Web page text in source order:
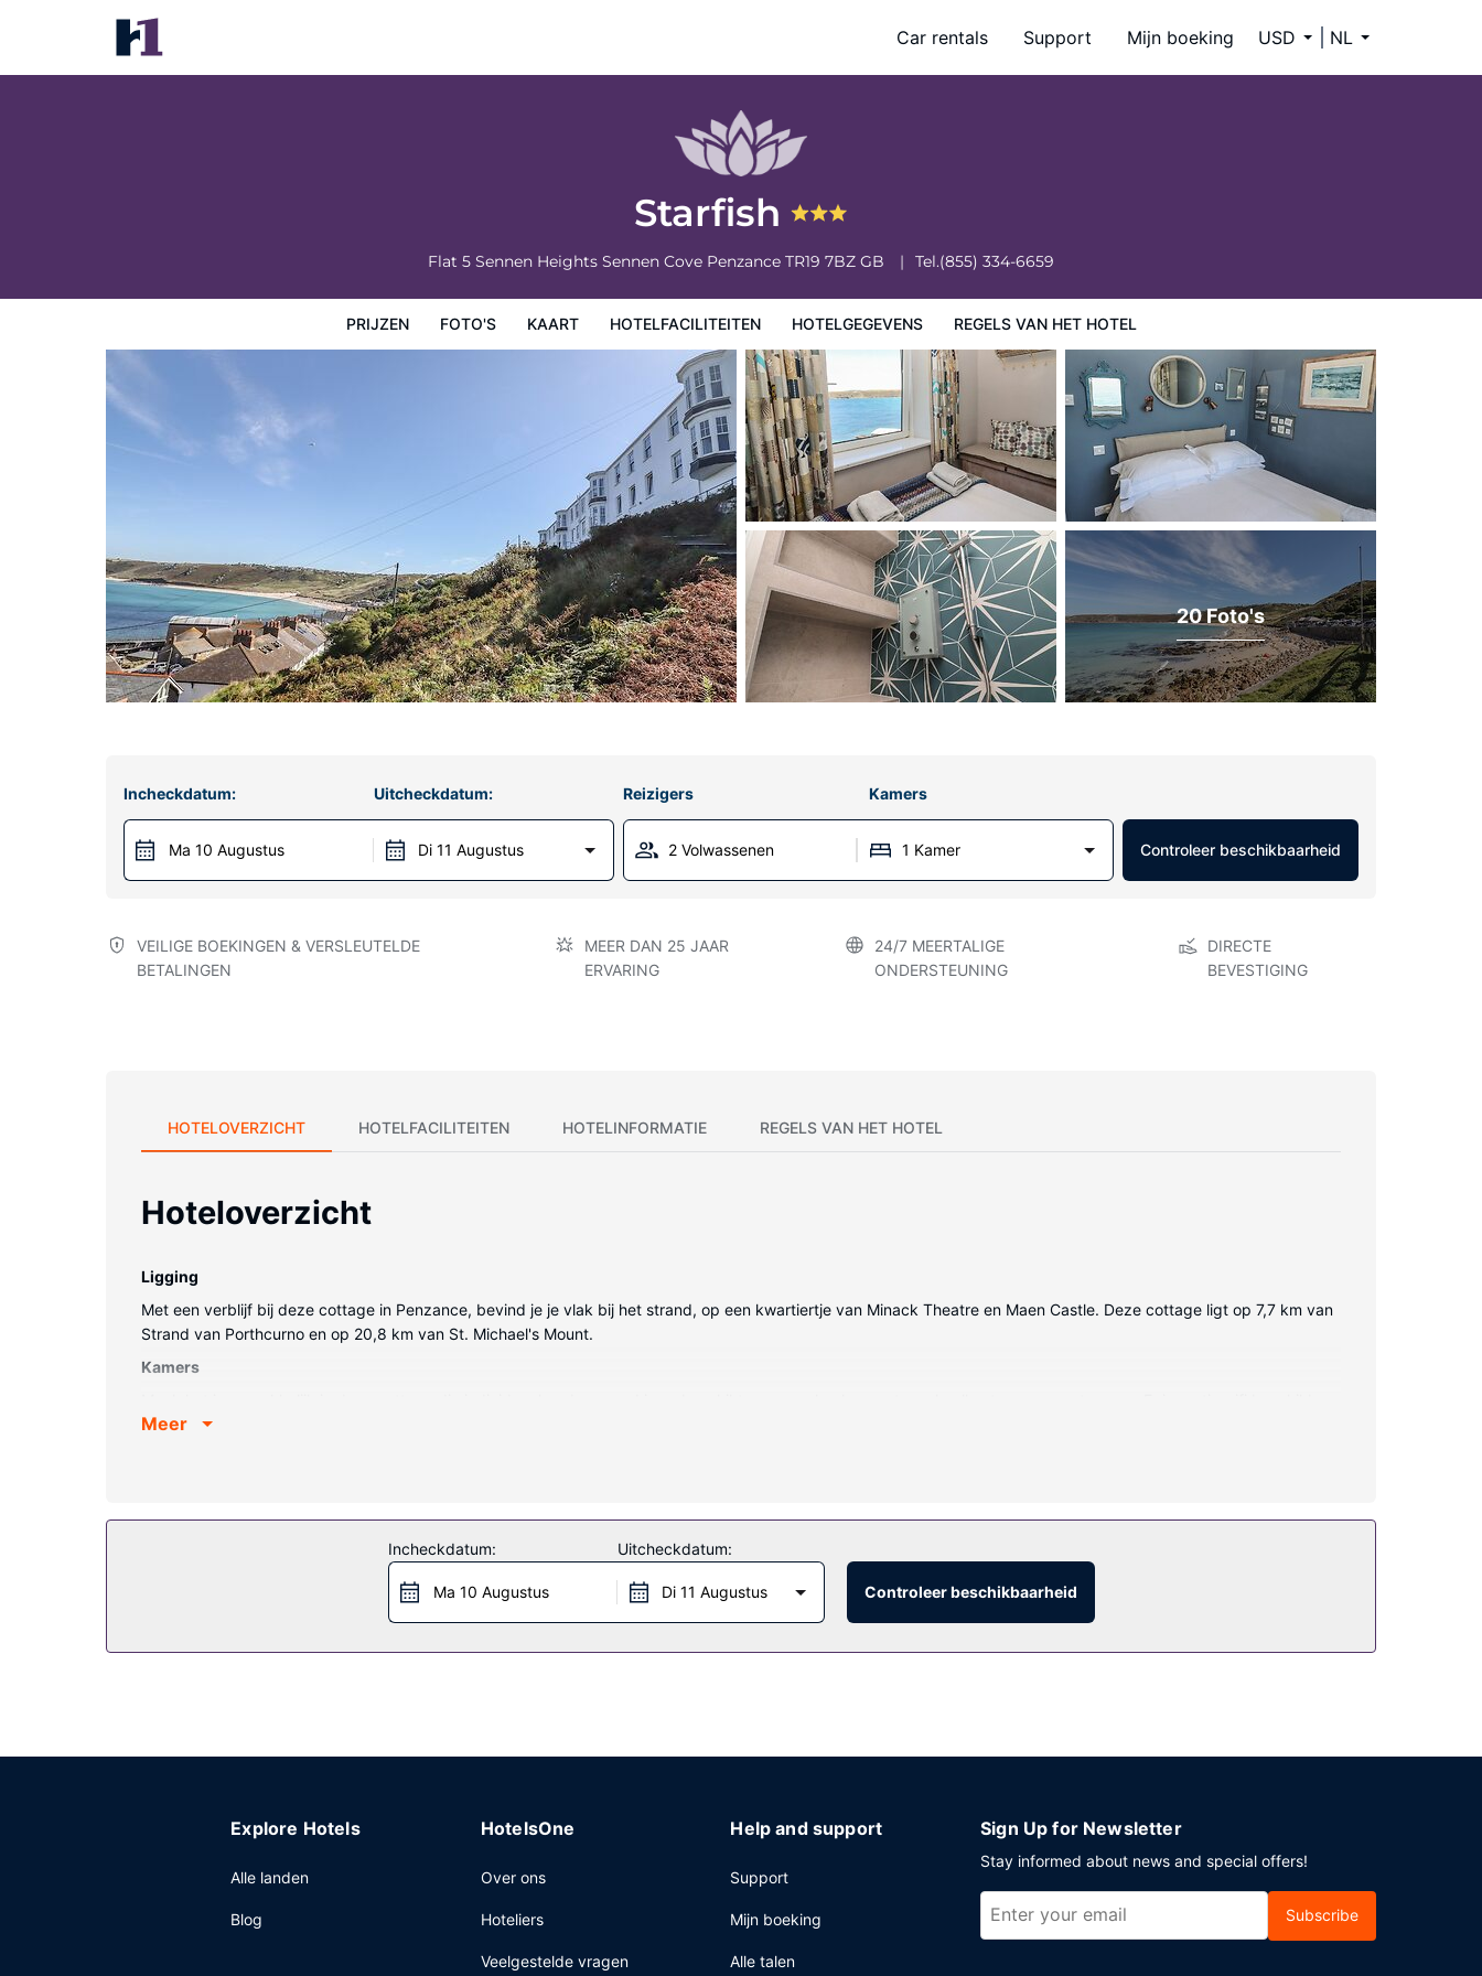
Car rentals Support Mijn boeking USD NL
Starfish
Flat 5 Sennen Heights Sennen Cove Penzance TR19 7BZ GB Tel.(855) 334-6659
PRIJZEN FOTO'S KAART HOTELFACILITEITEN HOTELGEGEVENS REGELS VAN HET HOTEL
Starfish
Prijzen
20 Foto's
Incheckdatum:
Ma 10 Augustus
Uitcheckdatum:
Di 11 Augustus
Reizigers Kamers
2 Volwassenen 1 Kamer Controleer beschikbaarheid
VEILIGE BOEKINGEN & VERSLEUTELDE
BETALINGEN
MEER DAN 25 JAAR
ERVARING
24/7 MEERTALIGE
ONDERSTEUNING
DIRECTE
BEVESTIGING
HOTELOVERZICHT HOTELFACILITEITEN HOTELINFORMATIE REGELS VAN HET HOTEL
Hoteloverzicht
Ligging
Met een verblijf bij deze cottage in Penzance, bevind je je vlak bij het strand, op een kwartiertje van Minack Theatre en Maen Castle. Deze cottage ligt op 7,7 km van
Strand van Porthcurno en op 20,8 km van St. Michael's Mount.
Kamers
om verbonden te blijven.
Meer
Incheckdatum:
Ma 10 Augustus
Uitcheckdatum:
Di 11 Augustus Controleer beschikbaarheid
Explore Hotels
Alle landen
Blog
HotelsOne
Over ons
Hoteliers
Veelgestelde vragen
Help and support
Support
Mijn boeking
Alle talen
Sign Up for Newsletter
Stay informed about news and special offers!
Subscribe